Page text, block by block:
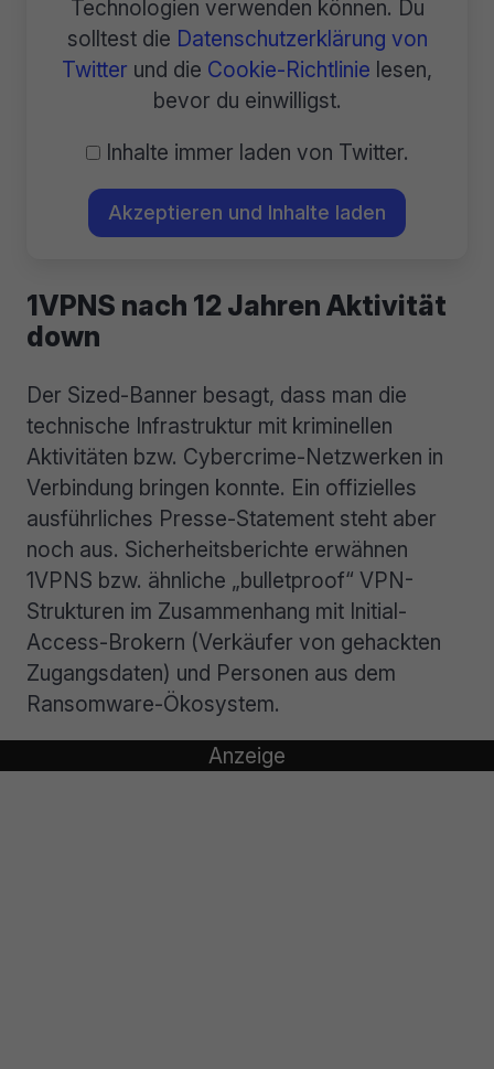
Technologien verwenden können. Du
solltest die Datenschutzerklärung von
Twitter und die Cookie-Richtlinie lesen,
bevor du einwilligst.
Inhalte immer laden von Twitter.
Akzeptieren und Inhalte laden
1VPNS nach 12 Jahren Aktivität
down
Der Sized-Banner besagt, dass man die
technische Infrastruktur mit kriminellen
Aktivitäten bzw. Cybercrime-Netzwerken in
Verbindung bringen konnte. Ein offizielles
ausführliches Presse-Statement steht aber
noch aus. Sicherheitsberichte erwähnen
1VPNS bzw. ähnliche „bulletproof“ VPN-
Strukturen im Zusammenhang mit Initial-
Access-Brokern (Verkäufer von gehackten
Zugangsdaten) und Personen aus dem
Ransomware-Ökosystem.